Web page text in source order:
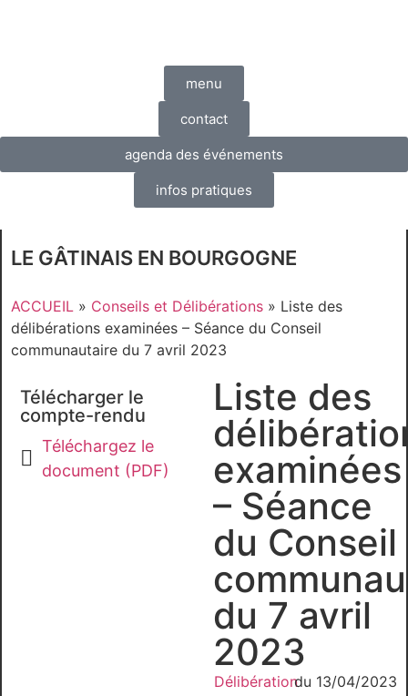
menu
contact
agenda des événements
infos pratiques
LE GÂTINAIS EN BOURGOGNE
ACCUEIL » Conseils et Délibérations » Liste des
délibérations examinées – Séance du Conseil
communautaire du 7 avril 2023
Liste des
examinées
– Séance
du Conseil
du 7 avril
2023
Délibérationdu 13/04/2023
Télécharger le
compte-rendu
Téléchargez le
document (PDF)